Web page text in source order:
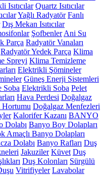
Isıtıcılar Quartz Isıtıcılar
Yağlı Radyatör Fanlı
Dış Mekan Isıtıcılar
Şofbenler Ani Su
Parça Radyatör Vanaları
Radyatör Yedek Parça Klima
Spreyi Klima Temizleme
Elektrikli Şömineler
Güneş Enerji Sistemleri
Soba Elektrikli Soba Pelet
Hava Perdesi Doğalgaz
Hortumu Doğalgaz Menfezleri
Kalorifer Kazanı BANYO
Dolabı Banyo Boy Dolapları
Amaçlı Banyo Dolapları
Dolabı Banyo Rafları Duş
Jakuziler Küvet Duş
Duş Kolonları Sürgülü
Vitrifiyeler Lavabolar